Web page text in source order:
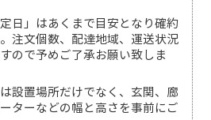
日」はあくまで目安となり確約
注文個数、配達地域、運送状況
ので予めご了承お願い致しま
設置場所だけでなく、玄関、廊
ターなどの幅と高さを事前にご